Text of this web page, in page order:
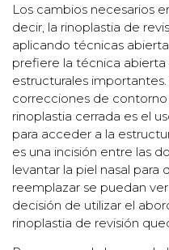
Los cambios necesarios
decir, la rinoplastia de
aplicando técnicas
prefiere la técnica
estructurales
correcciones de
rinoplastia cerrada es el
para acceder a la
es una incisión entre las
levantar la piel nasal para
reemplazar se puedan
decisión de utilizar el
rinoplastia de revisión